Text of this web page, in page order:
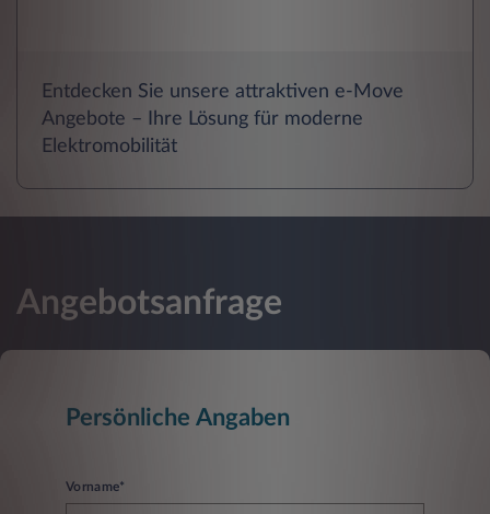
Entdecken Sie unsere attraktiven e-Move
Angebote – Ihre Lösung für moderne
Elektromobilität
Angebotsanfrage
Persönliche Angaben
Vorname*